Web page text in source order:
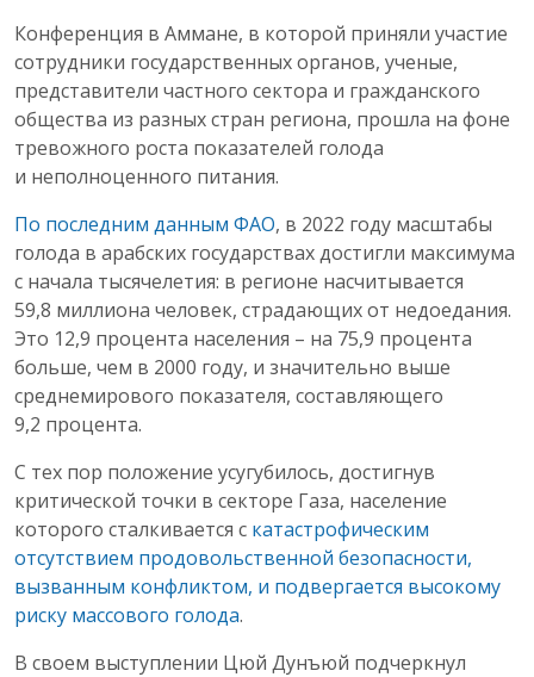
Конференция в Аммане, в которой приняли участие
сотрудники государственных органов, ученые,
представители частного сектора и гражданского
общества из разных стран региона, прошла на фоне
тревожного роста показателей голода
и неполноценного питания.
По последним данным ФАО, в 2022 году масштабы
голода в арабских государствах достигли максимума
с начала тысячелетия: в регионе насчитывается
59,8 миллиона человек, страдающих от недоедания.
Это 12,9 процента населения – на 75,9 процента
больше, чем в 2000 году, и значительно выше
среднемирового показателя, составляющего
9,2 процента.
С тех пор положение усугубилось, достигнув
критической точки в секторе Газа, население
которого сталкивается с катастрофическим
отсутствием продовольственной безопасности,
вызванным конфликтом, и подвергается высокому
риску массового голода.
В своем выступлении Цюй Дунъюй подчеркнул